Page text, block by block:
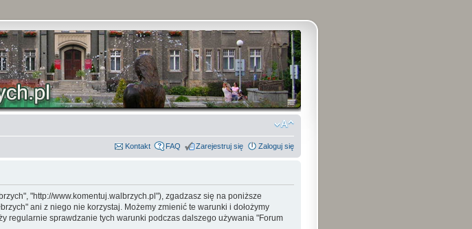
Kontakt FAQ Zarejestruj się Zaloguj się
"http://www.komentuj.walbrzych.pl"), zgadzasz się na poniższe
ani z niego nie korzystaj. Możemy zmienić te warunki i dołożymy
regularnie sprawdzanie tych warunki podczas dalszego używania "Forum